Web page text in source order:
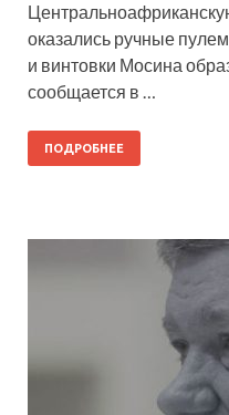
оказались ручные
и винтовки Мосина
сообщается в …
ПОДРОБНЕЕ